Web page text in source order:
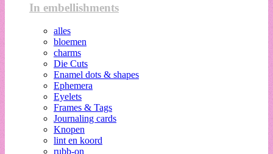
In embellishments
alles
bloemen
charms
Die Cuts
Enamel dots & shapes
Ephemera
Eyelets
Frames & Tags
Journaling cards
Knopen
lint en koord
rubb-on